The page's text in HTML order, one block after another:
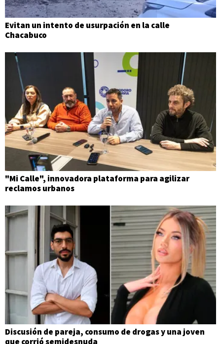
Evitan un intento de usurpación en la calle
Chacabuco
"Mi Calle", innovadora plataforma para agilizar
reclamos urbanos
Discusión de pareja, consumo de drogas y una joven
que corrió semidesnuda